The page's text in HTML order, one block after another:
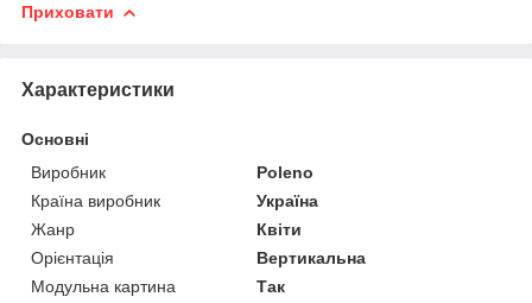
Приховати
Характеристики
Основні
Виробник
Poleno
Країна виробник
Україна
Жанр
Квіти
Орієнтація
Вертикальна
Модульна картина
Так